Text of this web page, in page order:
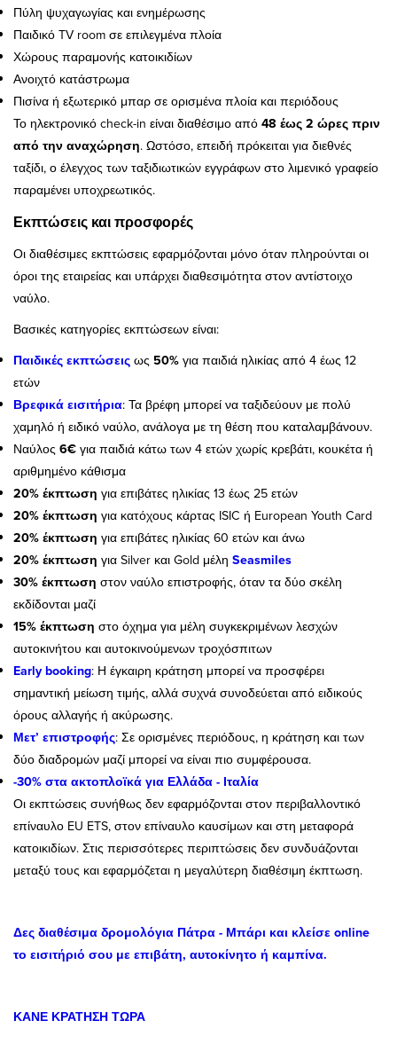
Πύλη ψυχαγωγίας και ενημέρωσης
Παιδικό TV room σε επιλεγμένα πλοία
Χώρους παραμονής κατοικιδίων
Ανοιχτό κατάστρωμα
Πισίνα ή εξωτερικό μπαρ σε ορισμένα πλοία και περιόδους
Το ηλεκτρονικό check-in είναι διαθέσιμο από 48 έως 2 ώρες πριν
από την αναχώρηση. Ωστόσο, επειδή πρόκειται για διεθνές
ταξίδι, ο έλεγχος των ταξιδιωτικών εγγράφων στο λιμενικό γραφείο
παραμένει υποχρεωτικός.
Εκπτώσεις και προσφορές
Οι διαθέσιμες εκπτώσεις εφαρμόζονται μόνο όταν πληρούνται οι
όροι της εταιρείας και υπάρχει διαθεσιμότητα στον αντίστοιχο
ναύλο.
Βασικές κατηγορίες εκπτώσεων είναι:
Παιδικές εκπτώσεις ως 50% για παιδιά ηλικίας από 4 έως 12
ετών
Βρεφικά εισιτήρια: Τα βρέφη μπορεί να ταξιδεύουν με πολύ
χαμηλό ή ειδικό ναύλο, ανάλογα με τη θέση που καταλαμβάνουν.
Ναύλος 6€ για παιδιά κάτω των 4 ετών χωρίς κρεβάτι, κουκέτα ή
αριθμημένο κάθισμα
20% έκπτωση για επιβάτες ηλικίας 13 έως 25 ετών
20% έκπτωση για κατόχους κάρτας ISIC ή European Youth Card
20% έκπτωση για επιβάτες ηλικίας 60 ετών και άνω
20% έκπτωση για Silver και Gold μέλη Seasmiles
30% έκπτωση στον ναύλο επιστροφής, όταν τα δύο σκέλη
εκδίδονται μαζί
15% έκπτωση στο όχημα για μέλη συγκεκριμένων λεσχών
αυτοκινήτου και αυτοκινούμενων τροχόσπιτων
Early booking: Η έγκαιρη κράτηση μπορεί να προσφέρει
σημαντική μείωση τιμής, αλλά συχνά συνοδεύεται από ειδικούς
όρους αλλαγής ή ακύρωσης.
Μετ’ επιστροφής: Σε ορισμένες περιόδους, η κράτηση και των
δύο διαδρομών μαζί μπορεί να είναι πιο συμφέρουσα.
-30% στα ακτοπλοϊκά για Ελλάδα - Ιταλία
Οι εκπτώσεις συνήθως δεν εφαρμόζονται στον περιβαλλοντικό
επίναυλο EU ETS, στον επίναυλο καυσίμων και στη μεταφορά
κατοικιδίων. Στις περισσότερες περιπτώσεις δεν συνδυάζονται
μεταξύ τους και εφαρμόζεται η μεγαλύτερη διαθέσιμη έκπτωση.
Δες διαθέσιμα δρομολόγια Πάτρα - Μπάρι και κλείσε online
το εισιτήριό σου με επιβάτη, αυτοκίνητο ή καμπίνα.
ΚΑΝΕ ΚΡΑΤΗΣΗ ΤΩΡΑ